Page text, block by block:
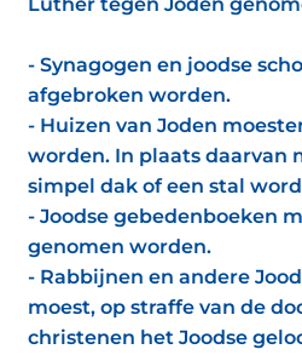
- Synagogen en joodse
afgebroken worden.
- Huizen van Joden
worden. In plaats daarvan
simpel dak of een stal
- Joodse gebedenboeken
genomen worden.
- Rabbijnen en andere
moest, op straffe van de
christenen het Joodse